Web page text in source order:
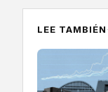
LEE TAMBIÉN